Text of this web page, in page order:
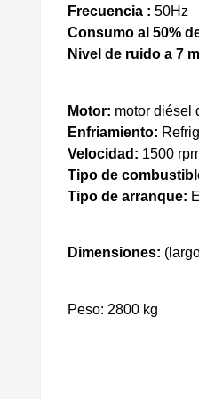
Frecuencia : 50Hz
Consumo al 50%
Nivel de ruido a 7
Motor: motor diésel
Enfriamiento:
Velocidad: 1500
Tipo de
Tipo de arranque:
Dimensiones:
Peso: 2800 kg